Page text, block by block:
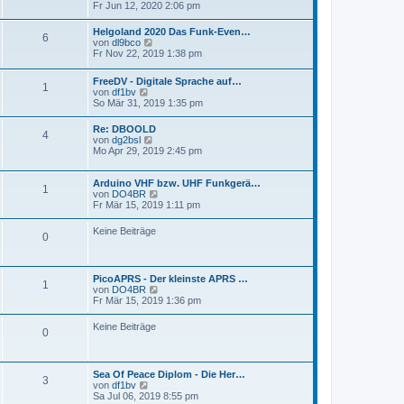
i
t
r
a
g
e
r
B
i
r
a
g
e
e
s
t
e
r
B
i
r
a
g
Fr Jun 12, 2020 2:06 pm
6
Helgoland 2020 Das Funk-Even…
von dl9bco
e
e
s
e
r
B
i
r
a
g
Fr Nov 22, 2019 1:38 pm
1
FreeDV - Digitale Sprache auf…
von df1bv
e
e
s
t
e
B
e
i
t
r
a
So Mär 31, 2019 1:35 pm
4
Re: DBOOLD
von dg2bsl
e
e
s
t
e
e
r
a
g
Mo Apr 29, 2019 2:45 pm
1
Arduino VHF bzw. UHF Funkgerä…
von DO4BR
e
r
B
i
t
Fr Mär 15, 2019 1:11 pm
0 Keine Beiträge
1
PicoAPRS - Der kleinste APRS …
von DO4BR
e
r
B
i
Fr Mär 15, 2019 1:36 pm
0 Keine Beiträge
3
Sea Of Peace Diplom - Die Her…
von df1bv
e
Sa Jul 06, 2019 8:55 pm